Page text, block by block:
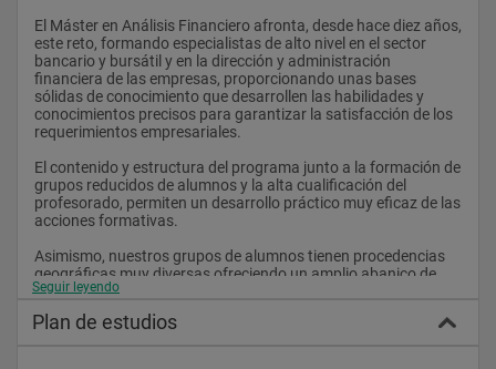
El Máster en Análisis Financiero afronta, desde hace diez años,
este reto, formando especialistas de alto nivel en el sector
bancario y bursátil y en la dirección y administración
financiera de las empresas, proporcionando unas bases
sólidas de conocimiento que desarrollen las habilidades y
conocimientos precisos para garantizar la satisfacción de los
requerimientos empresariales.
El contenido y estructura del programa junto a la formación de
grupos reducidos de alumnos y la alta cualificación del
profesorado, permiten un desarrollo práctico muy eficaz de las
acciones formativas.
Asimismo, nuestros grupos de alumnos tienen procedencias
geográficas muy diversas ofreciendo un amplio abanico de
culturas que permiten también al estudiante tener durante un
Seguir leyendo
Plan de estudios